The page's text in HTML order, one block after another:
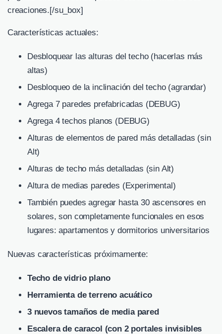
creaciones.[/su_box]
Características actuales:
Desbloquear las alturas del techo (hacerlas más
altas)
Desbloqueo de la inclinación del techo (agrandar)
Agrega 7 paredes prefabricadas (DEBUG)
Agrega 4 techos planos (DEBUG)
Alturas de elementos de pared más detalladas (sin
Alt)
Alturas de techo más detalladas (sin Alt)
Altura de medias paredes (Experimental)
También puedes agregar hasta 30 ascensores en
solares, son completamente funcionales en esos
lugares: apartamentos y dormitorios universitarios
Nuevas características próximamente:
Techo de vidrio plano
Herramienta de terreno acuático
3 nuevos tamaños de media pared
Escalera de caracol (con 2 portales invisibles